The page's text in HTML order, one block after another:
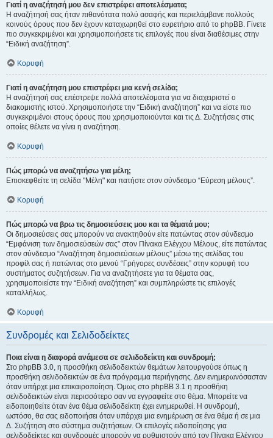
Γιατί η αναζήτησή μου δεν επιστρέφει αποτελέσματα;
Η αναζήτησή σας ήταν πιθανότατα πολύ ασαφής και περιελάμβανε πολλούς
κοινούς όρους που δεν έχουν καταχωρηθεί στο ευρετήριο από το phpBB. Γίνετε
πιο συγκεκριμένοι και χρησιμοποιήσετε τις επιλογές που είναι διαθέσιμες στην
“Ειδική αναζήτηση”.
Κορυφή
Γιατί η αναζήτηση μου επιστρέφει μια κενή σελίδα;
Η αναζήτησή σας επέστρεψε πολλά αποτελέσματα για να διαχειριστεί ο
διακομιστής ιστού. Χρησιμοποιήστε την “Ειδική αναζήτηση” και να είστε πιο
συγκεκριμένοι στους όρους που χρησιμοποιούνται και τις Δ. Συζητήσεις στις
οποίες θέλετε να γίνει η αναζήτηση.
Κορυφή
Πώς μπορώ να αναζητήσω για μέλη;
Επισκεφθείτε τη σελίδα "Μέλη" και πατήστε στον σύνδεσμο “Εύρεση μέλους”.
Κορυφή
Πώς μπορώ να βρω τις δημοσιεύσεις μου και τα θέματά μου;
Οι δημοσιεύσεις σας μπορούν να ανακτηθούν είτε πατώντας στον σύνδεσμο
“Εμφάνιση των δημοσιεύσεών σας” στον Πίνακα Ελέγχου Μέλους, είτε πατώντας
στον σύνδεσμο “Αναζήτηση δημοσιεύσεων μέλους” μέσω της σελίδας του
προφίλ σας ή πατώντας στο μενού “Γρήγορες συνδέσεις” στην κορυφή του
συστήματος συζητήσεων. Για να αναζητήσετε για τα θέματα σας,
χρησιμοποιείστε την “Ειδική αναζήτηση” και συμπληρώστε τις επιλογές
καταλλήλως.
Κορυφή
Συνδρομές και Σελιδοδείκτες
Ποια είναι η διαφορά ανάμεσα σε σελιδοδείκτη και συνδρομή;
Στο phpBB 3.0, η προσθήκη σελιδοδεικτών θεμάτων λειτουργούσε όπως η
προσθήκη σελιδοδεικτών σε ένα πρόγραμμα περιήγησης. Δεν ενημερωνόσασταν
όταν υπήρχε μια επικαιροποίηση. Όμως στο phpBB 3.1 η προσθήκη
σελιδοδεικτών είναι περισσότερο σαν να εγγραφείτε στο θέμα. Μπορείτε να
ειδοποιηθείτε όταν ένα θέμα σελιδοδείκτη έχει ενημερωθεί. Η συνδρομή,
ωστόσο, θα σας ειδοποιήσει όταν υπάρχει μια ενημέρωση σε ένα θέμα ή σε μια
Δ. Συζήτηση στο σύστημα συζητήσεων. Οι επιλογές ειδοποίησης για
σελιδοδείκτες και συνδρομές μπορούν να ρυθμιστούν από τον Πίνακα Ελέγχου